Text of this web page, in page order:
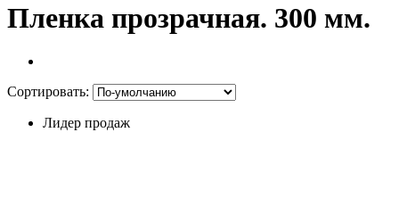
Пленка прозрачная. 300 мм.
Сортировать:
Лидер продаж